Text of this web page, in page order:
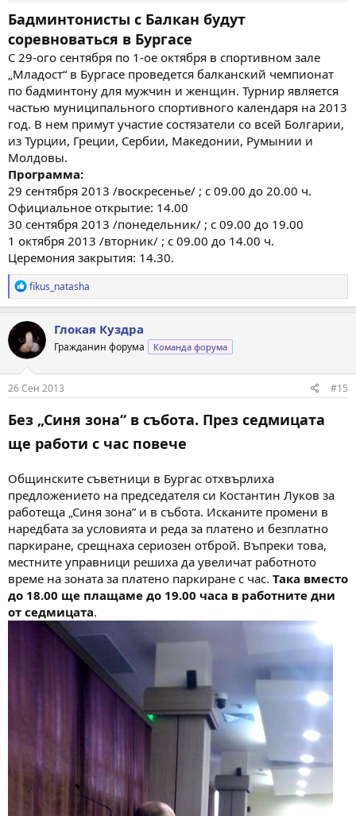
Бадминтонисты с Балкан будут
соревноваться в Бургасе
С 29-ого сентября по 1-ое октября в спортивном зале
„Младост“ в Бургасе проведется балканский чемпионат
по бадминтону для мужчин и женщин. Турнир является
частью муниципального спортивного календаря на 2013
год. В нем примут участие состязатели со всей Болгарии,
из Турции, Греции, Сербии, Македонии, Румынии и
Молдовы.
Программа:
29 сентября 2013 /воскресенье/ ; с 09.00 до 20.00 ч.
Официальное открытие: 14.00
30 сентября 2013 /понедельник/ ; с 09.00 до 19.00
1 октября 2013 /вторник/ ; с 09.00 до 14.00 ч.
Церемония закрытия: 14.30.
Р
е
а
к
ц
и
и
:
fikus_natasha
Глокая Куздра
Гражданин форума Команда форума
26 Сен 2013 #15
Без „Синя зона“ в събота. През седмицата
ще работи с час повече
Общинските съветници в Бургас отхвърлиха
предложението на председателя си Костантин Луков за
работеща „Синя зона” и в събота. Исканите промени в
наредбата за условията и реда за платено и безплатно
паркиране, срещнаха сериозен отброй. Въпреки това,
местните управници решиха да увеличат работното
време на зоната за платено паркиране с час. Така вместо
до 18.00 ще плащаме до 19.00 часа в работните дни
от седмицата.